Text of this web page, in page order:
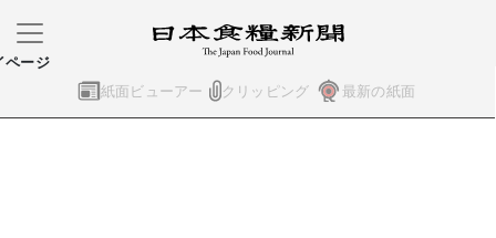
紙面ビューアー クリッピング 最新の紙面
ページ